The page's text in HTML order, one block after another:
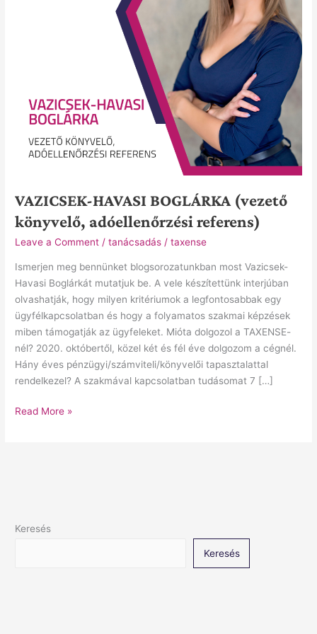
VAZICSEK-HAVASI BOGLÁRKA (vezető
könyvelő, adóellenőrzési referens)
Leave a Comment /tanácsadás /taxense
Ismerjen meg bennünket blogsorozatunkban most Vazicsek-
Havasi Boglárkát mutatjuk be. A vele készítettünk interjúban
olvashatják, hogy milyen kritériumok a legfontosabbak egy
ügyfélkapcsolatban és hogy a folyamatos szakmai képzések
miben támogatják az ügyfeleket. Mióta dolgozol a TAXENSE-
nél? 2020. októbertől, közel két és fél éve dolgozom a cégnél.
Hány éves pénzügyi/számviteli/könyvelői tapasztalattal
rendelkezel? A szakmával kapcsolatban tudásomat 7 […]
Read More »
Keresés
Keresés